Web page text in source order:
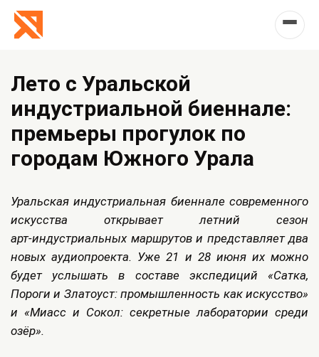
Лето с Уральской
индустриальной биеннале:
премьеры прогулок по
городам Южного Урала
Уральская индустриальная биеннале современного
искусства открывает летний сезон
арт‑индустриальных маршрутов и представляет два
новых аудиопроекта. Уже 21 и 28 июня их можно
будет услышать в составе экспедиций «Сатка,
Пороги и Златоуст: промышленность как искусство»
и «Миасс и Сокол: секретные лаборатории среди
озёр».